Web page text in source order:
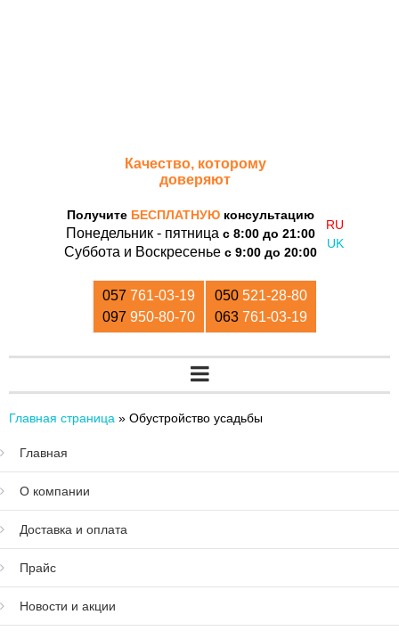
Качество, которому
доверяют
Получите БЕСПЛАТНУЮ консультацию
Понедельник - пятница с 8:00 до 21:00
Суббота и Воскресенье с 9:00 до 20:00
057 761-03-19
097 950-80-70
050 521-28-80
063 761-03-19
Главная страница » Обустройство усадьбы
Главная
О компании
Доставка и оплата
Прайс
Новости и акции